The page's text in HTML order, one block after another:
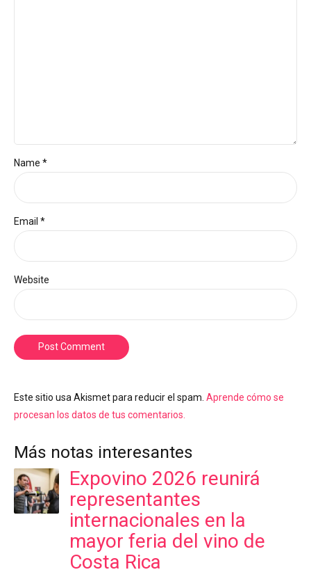
Name *
Email *
Website
Post Comment
Este sitio usa Akismet para reducir el spam. Aprende cómo se
procesan los datos de tus comentarios.
Más notas interesantes
Expovino 2026 reunirá
representantes
internacionales en la
mayor feria del vino de
Costa Rica